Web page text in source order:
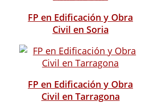
FP en Edificación y Obra
Civil en Soria
FP en Edificación y Obra
Civil en Tarragona